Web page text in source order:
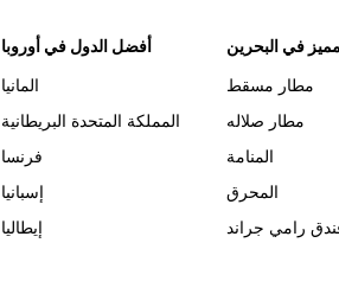
أفضل الدول في أوروبا
المانيا
المملكة المتحدة البريطانية
فرنسا
إسبانيا
إيطاليا
في البحرين
مطار مسقط
مطار صلاله
المنامة
المحرق
رامي جراند